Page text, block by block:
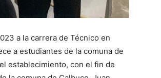
a la carrera de Técnico en
a estudiantes de la comuna de
establecimiento, con el fin de